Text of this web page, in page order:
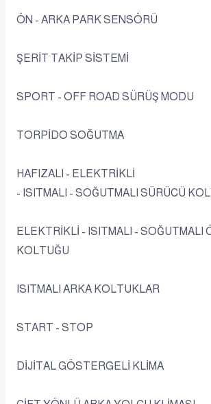
ÖN - ARKA PARK SENSÖRÜ
ŞERİT TAKİP SİSTEMİ
SPORT - OFF ROAD SÜRÜŞ MODU
TORPİDO SOĞUTMA
HAFIZALI - ELEKTRİKLİ
- ISITMALI - SOĞUTMALI SÜRÜCÜ
ELEKTRİKLİ - ISITMALI - SOĞUTMALI
KOLTUĞU
ISITMALI ARKA KOLTUKLAR
START - STOP
DİJİTAL GÖSTERGELİ KLİMA